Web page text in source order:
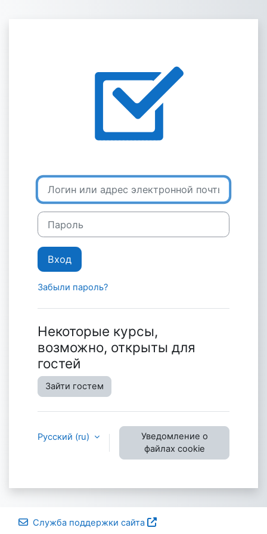
Логин или адрес электронной почты
Пароль
Вход
Забыли пароль?
Некоторые курсы,
возможно, открыты для
гостей
Зайти гостем
Русский ‎(ru)‎
Уведомление о
файлах cookie
Служба поддержки сайта